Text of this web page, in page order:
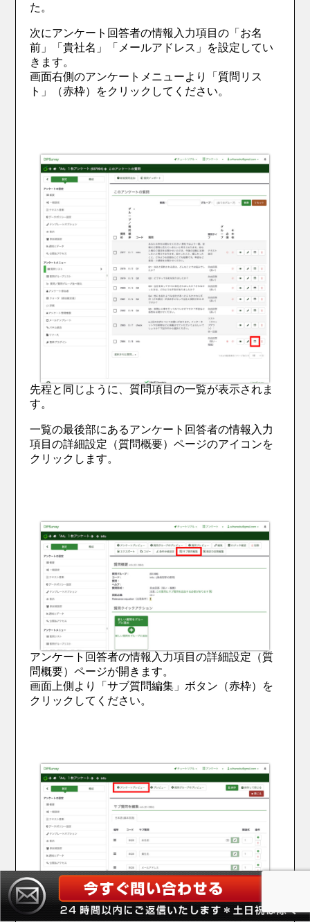
た。
次にアンケート回答者の情報入力項目の 「お名
前」「貴社名」「メールアドレス」を設定してい
きます。
画面右側のアンケートメニューより「質問リス
ト」（赤枠）をクリックしてください。
先程と同じように、質問項目の一覧が表示されま
す。
一覧の最後部にあるアンケート回答者の情報入力
項目の詳細設定（質問概要）ページのアイコンを
クリックします。
アンケート回答者の情報入力項目の詳細設定（質
問概要）ページが開きます。
画面上側より「サブ質問編集」ボタン（赤枠）を
クリックしてください。
転載許可の選択肢を設定した要領で、サブ質問と
して
「お名前」「貴社名」「メールアドレス」を